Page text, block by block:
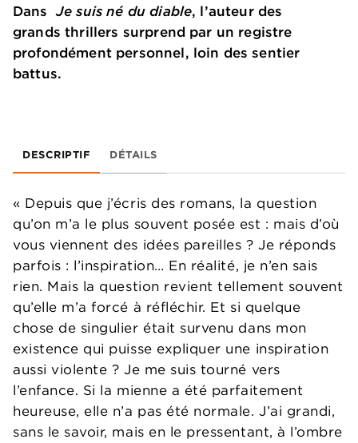
DansJe suis né du diable, l’auteur des
grands thrillers surprend par un registre
profondément personnel, loin des sentier
battus.
DESCRIPTIF DÉTAILS
« Depuis que j’écris des romans, la question
qu’on m’a le plus souvent posée est : mais d’où
vous viennent des idées pareilles ? Je réponds
parfois : l’inspiration… En réalité, je n’en sais
rien. Mais la question revient tellement souvent
qu’elle m’a forcé à réfléchir. Et si quelque
chose de singulier était survenu dans mon
existence qui puisse expliquer une inspiration
aussi violente ? Je me suis tourné vers
l’enfance. Si la mienne a été parfaitement
heureuse, elle n’a pas été normale. J’ai grandi,
sans le savoir, mais en le pressentant, à l’ombre